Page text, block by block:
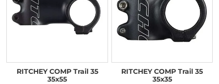
RITCHEY COMP Trail 35
35x55
RITCHEY COMP Trail 35
35x35